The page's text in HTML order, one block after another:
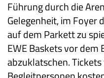
Führung durch die
Gelegenheit, im Foyer
auf dem Parkett zu
EWE Baskets vor dem
abzuklatschen.